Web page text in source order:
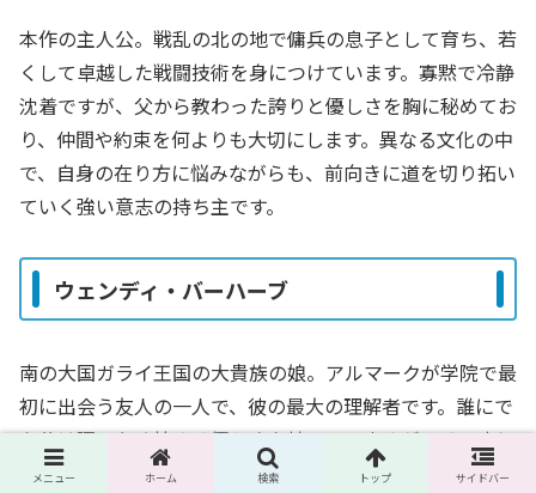
本作の主人公。戦乱の北の地で傭兵の息子として育ち、若
くして卓越した戦闘技術を身につけています。寡黙で冷静
沈着ですが、父から教わった誇りと優しさを胸に秘めてお
り、仲間や約束を何よりも大切にします。異なる文化の中
で、自身の在り方に悩みながらも、前向きに道を切り拓い
ていく強い意志の持ち主です。
ウェンディ・バーハーブ
南の大国ガライ王国の大貴族の娘。アルマークが学院で最
初に出会う友人の一人で、彼の最大の理解者です。誰にで
も分け隔てなく接する優しさを持っていますが、その裏に
は重い宿命を背負っており、作中屈指の精神的な強さを秘
メニュー ホーム 検索 トップ サイドバー